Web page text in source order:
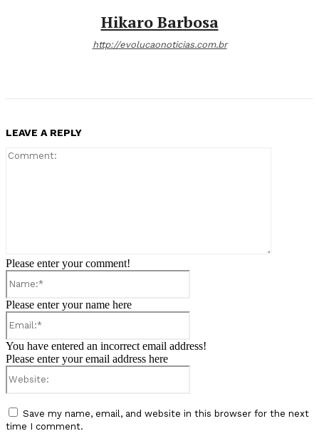
Hikaro Barbosa
http://evolucaonoticias.com.br
LEAVE A REPLY
Please enter your comment!
Please enter your name here
You have entered an incorrect email address!
Please enter your email address here
Save my name, email, and website in this browser for the next
time I comment.